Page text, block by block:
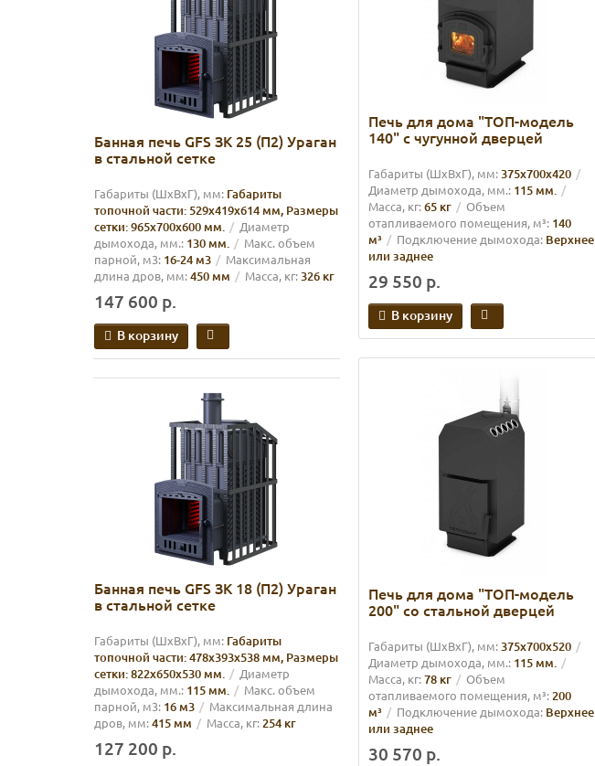
Банная печь GFS ЗК 25 (П2) Ураган
в стальной сетке
Габариты (ШхВхГ), мм: Габариты
топочной части: 529х419х614 мм, Размеры
сетки: 965х700х600 мм.
Диаметр
дымохода, мм.: 130 мм.
Макс. объем
парной, м3: 16-24 м3
Максимальная
длина дров, мм:450 мм Масса, кг:326 кг
147 600 р.
В корзину
Банная печь GFS ЗК 18 (П2) Ураган
в стальной сетке
Габариты (ШхВхГ), мм: Габариты
топочной части: 478х393х538 мм, Размеры
сетки: 822х650х530 мм.
Диаметр
дымохода, мм.: 115 мм.
Макс. объем
парной, м3: 16 м3
Максимальная длина
дров, мм:415 мм Масса, кг:254 кг
127 200 р.
Печь для дома "ТОП-модель
140" с чугунной дверцей
Габариты (ШхВхГ), мм:375x700х420
Диаметр дымохода, мм.: 115 мм.
Масса, кг:65 кг
Объем
отапливаемого помещения, м³: 140
м³
Подключение дымохода: Верхнее
или заднее
29 550 р.
В корзину
Печь для дома "ТОП-модель
200" со стальной дверцей
Габариты (ШхВхГ), мм:375x700х520
Диаметр дымохода, мм.: 115 мм.
Масса, кг:78 кг
Объем
отапливаемого помещения, м³:200
м³
Подключение дымохода: Верхнее
или заднее
30 570 р.